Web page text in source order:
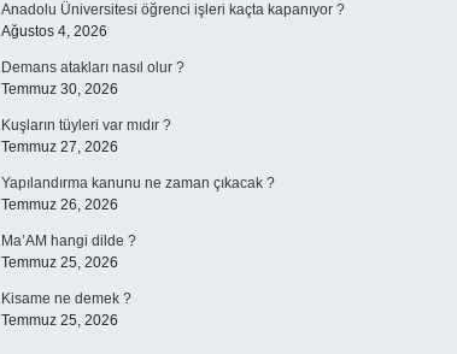
Anadolu Üniversitesi öğrenci işleri kaçta kapanıyor ?
Ağustos 4, 2026
Demans atakları nasıl olur ?
Temmuz 30, 2026
Kuşların tüyleri var mıdır ?
Temmuz 27, 2026
Yapılandırma kanunu ne zaman çıkacak ?
Temmuz 26, 2026
Ma’AM hangi dilde ?
Temmuz 25, 2026
Kisame ne demek ?
Temmuz 25, 2026